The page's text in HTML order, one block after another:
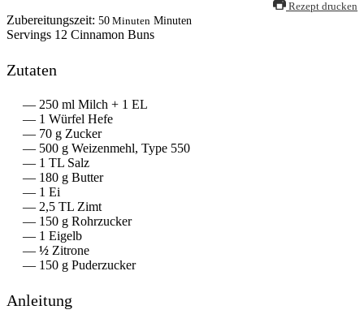
Rezept drucken
Zubereitungszeit: 50 Minuten Minuten
Servings 12 Cinnamon Buns
Zutaten
250 ml Milch + 1 EL
1 Würfel Hefe
70 g Zucker
500 g Weizenmehl, Type 550
1 TL Salz
180 g Butter
1 Ei
2,5 TL Zimt
150 g Rohrzucker
1 Eigelb
½ Zitrone
150 g Puderzucker
Anleitung